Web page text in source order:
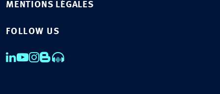
MENTIONS LÉGALES
FOLLOW US